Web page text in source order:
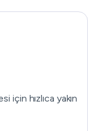
için hızlıca yakın